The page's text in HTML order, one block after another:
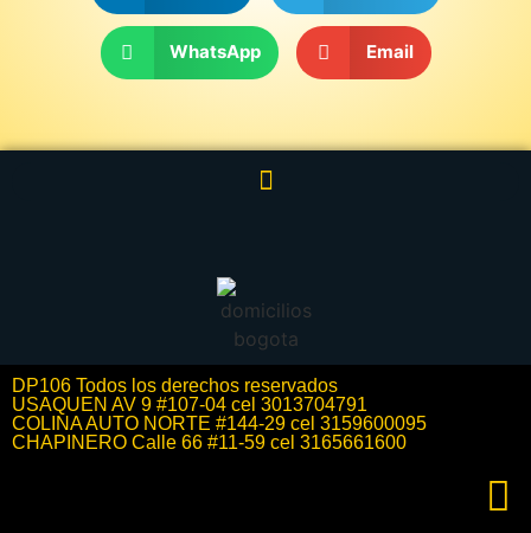
WhatsApp Email
DP106 Todos los derechos reservados
USAQUEN AV 9 #107-04 cel 3013704791
COLINA AUTO NORTE #144-29 cel 3159600095
CHAPINERO Calle 66 #11-59 cel 3165661600